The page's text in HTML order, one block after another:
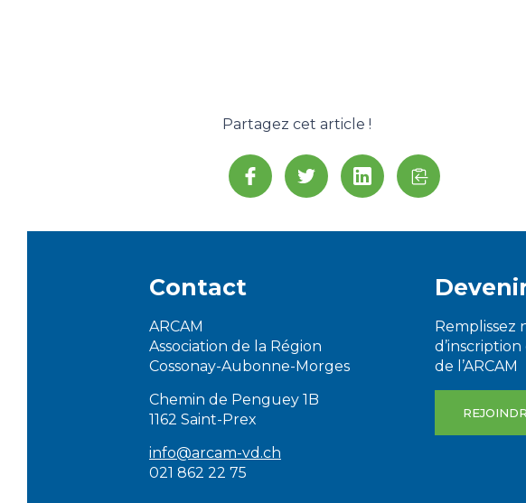
Partagez cet article !
Contact
ARCAM
Association de la Région
Cossonay-Aubonne-Morges
Chemin de Penguey 1B
1162 Saint-Prex
info@arcam-vd.ch
021 862 22 75
Remplissez
de l’ARCAM